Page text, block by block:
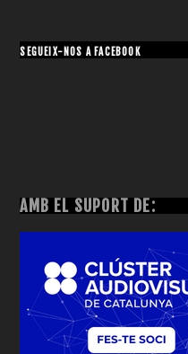
SEGUEIX-NOS A FACEBOOK
AMB EL SUPORT DE: